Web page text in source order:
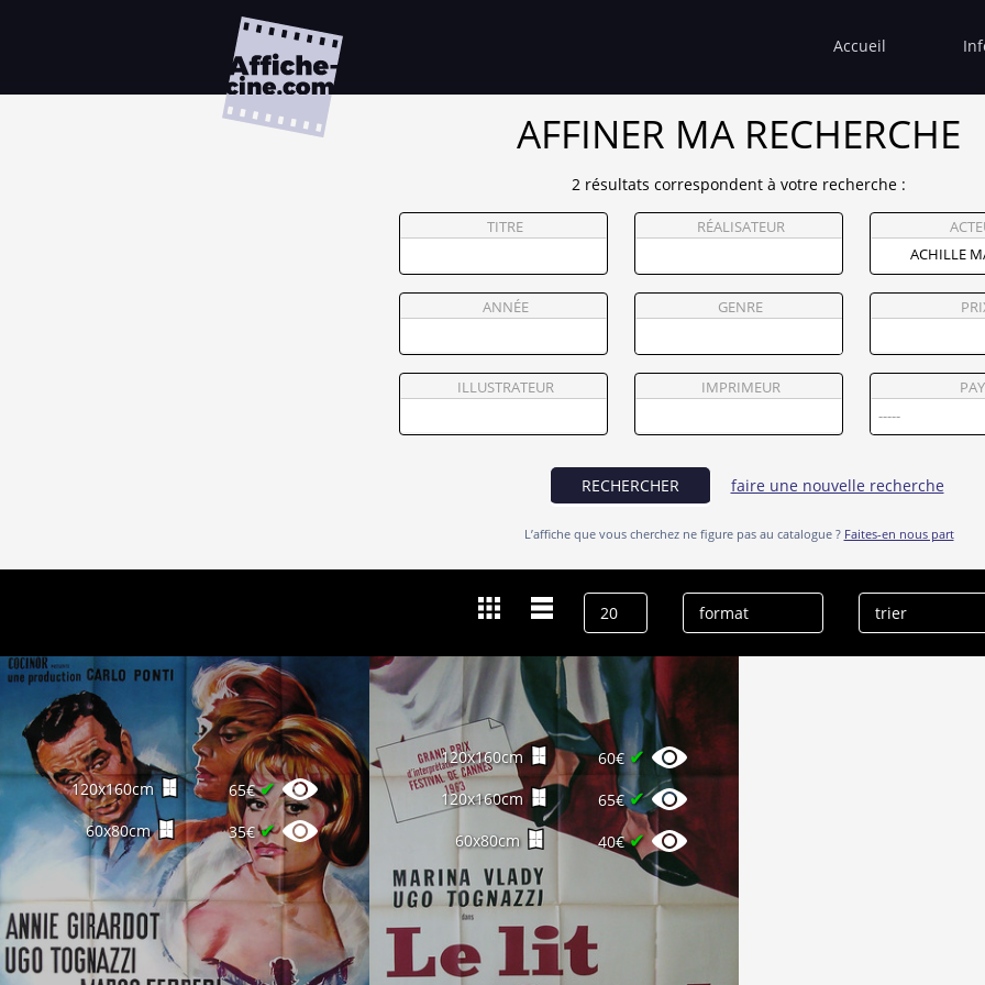
Accueil
AFFINER MA RECHERCHE
2 résultats correspondent à votre recherche :
TITRE RÉALISATEUR
ANNÉE GENRE
ILLUSTRATEUR IMPRIMEUR
RECHERCHER faire une nouvelle recherche
L’affiche que vous cherchez ne figure pas au catalogue ? Faites-en nous part
Achille Majeroni
effacer l’historique
120x160cm 65€✔
60x80cm 35€✔
120x160cm 60€ ✔
120x160cm 65€✔
60x80cm 40€✔